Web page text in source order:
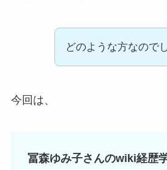
どのような方なので
今回は、
冨森ゆみ子さんのwiki経歴